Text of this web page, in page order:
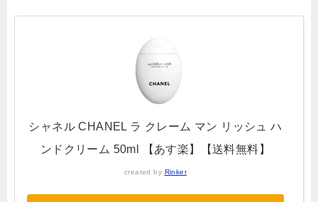
シャネル CHANEL ラ クレーム マン リッシュ ハ
ンドクリーム 50ml 【あす楽】【送料無料】
created by Rinker